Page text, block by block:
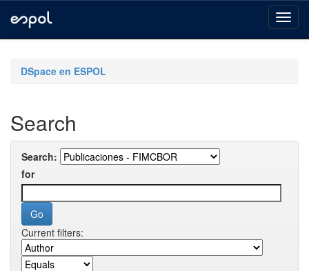
navigationDSpace en ESPOL
Search
Search:
for
Current filters: